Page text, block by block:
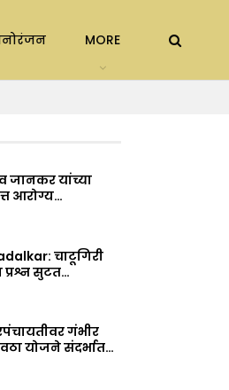
MORE
जानकर यांच्या
आरोग्य…
चाटूगिरी
सुटत…
गंभीर
योजने संदर्भात…